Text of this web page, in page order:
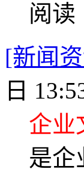
阅读
[新闻
日
企业
是企